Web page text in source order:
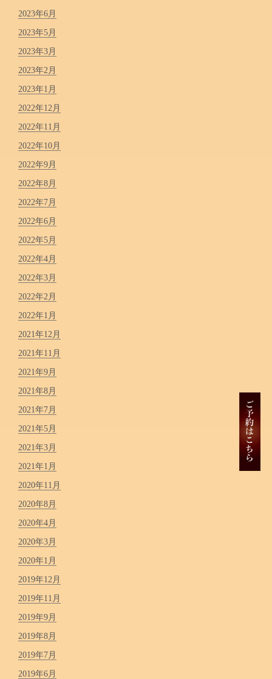
2023年6月
2023年5月
2023年3月
2023年2月
2023年1月
2022年12月
2022年11月
2022年10月
2022年9月
2022年8月
2022年7月
2022年6月
2022年5月
2022年4月
2022年3月
2022年2月
2022年1月
2021年12月
2021年11月
2021年9月
2021年8月
2021年7月
2021年5月
2021年3月
2021年1月
2020年11月
2020年8月
2020年4月
2020年3月
2020年1月
2019年12月
2019年11月
2019年9月
2019年8月
2019年7月
2019年6月